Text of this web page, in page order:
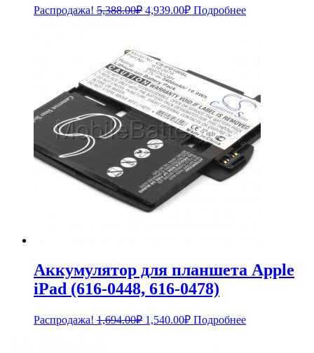
Распродажа! 5,388.00₽ Первоначальная
4,939.00₽Текущая
цена:
Подробнее
Аккумулятор для планшета Apple
iPad (616-0448, 616-0478)
Распродажа! 1,694.00₽ Первоначальная
1,540.00₽Текущая
Подробнее